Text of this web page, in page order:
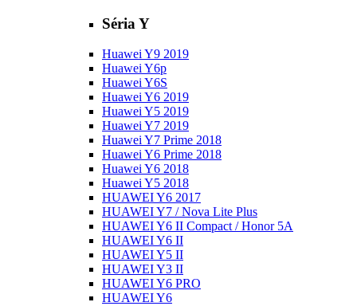
Séria Y
Huawei Y9 2019
Huawei Y6p
Huawei Y6S
Huawei Y6 2019
Huawei Y5 2019
Huawei Y7 2019
Huawei Y7 Prime 2018
Huawei Y6 Prime 2018
Huawei Y6 2018
Huawei Y5 2018
HUAWEI Y6 2017
HUAWEI Y7 / Nova Lite Plus
HUAWEI Y6 II Compact / Honor 5A
HUAWEI Y6 II
HUAWEI Y5 II
HUAWEI Y3 II
HUAWEI Y6 PRO
HUAWEI Y6